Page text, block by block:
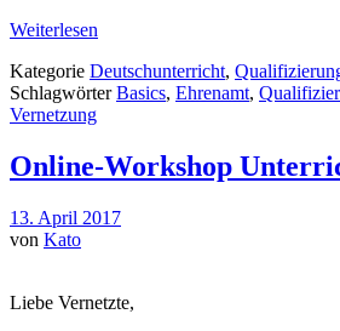
Weiterlesen
Kategorie Deutschunterricht,
SchlagwörterBasics, Ehrenamt,
Vernetzung
Online-Workshop
13. April 2017
von Kato
Liebe Vernetzte,